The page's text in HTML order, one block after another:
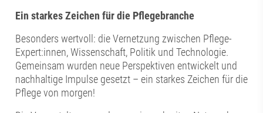
Ein starkes Zeichen für die Pflegebranche
Besonders wertvoll: die Vernetzung zwischen Pflege-
Expert:innen, Wissenschaft, Politik und Technologie.
Gemeinsam wurden neue Perspektiven entwickelt und
nachhaltige Impulse gesetzt – ein starkes Zeichen für die
Pflege von morgen!